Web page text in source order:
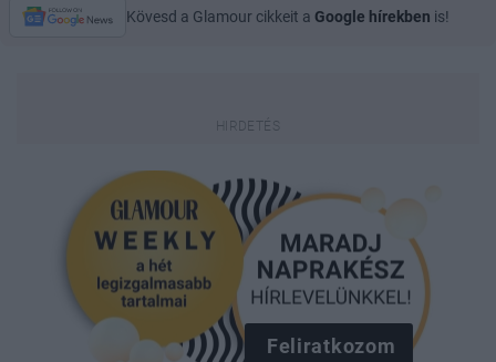
Kövesd a Glamour cikkeit a Google hírekben is!
Feliratkozom